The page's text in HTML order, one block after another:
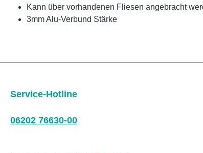
Kann über vorhandenen Fliesen angebracht
3mm Alu-Verbund Stärke
Service-Hotline
06202 76630-00